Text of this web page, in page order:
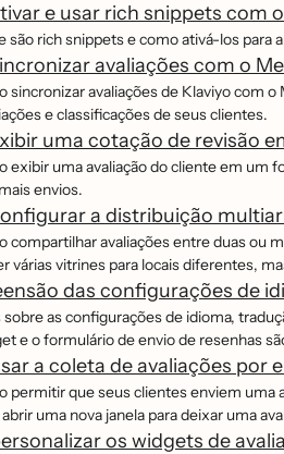
e usar rich snippets com
são rich snippets e como ativá-los para
avaliações com o
sincronizar avaliações de Klaviyo com
e classificações de seus clientes.
uma cotação de revisão
exibir uma avaliação do cliente em um
envios.
a distribuição
compartilhar avaliações entre duas ou
várias vitrines para locais diferentes,
das configurações de
sobre as configurações de idioma,
e o formulário de envio de resenhas
a coleta de avaliações por
permitir que seus clientes enviem uma
uma nova janela para deixar uma
os widgets de